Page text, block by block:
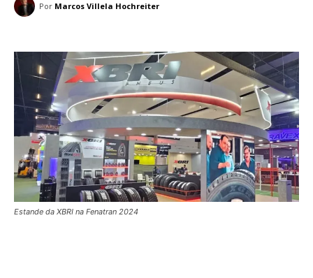
Por Marcos Villela Hochreiter
Estande da XBRI na Fenatran 2024